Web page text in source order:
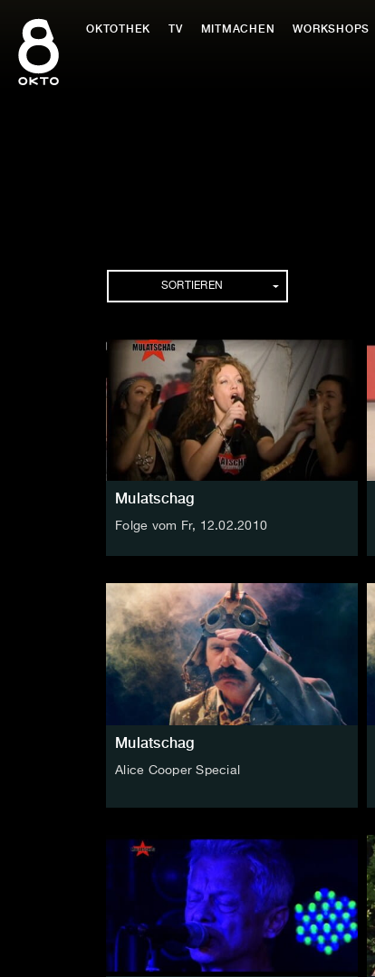
Inhalt
springen
OKTOTHEK TV MITMACHEN WORKSHOPS
Folgen
SORTIEREN
Mulatschag
Folge vom Fr, 12.02.2010
Mulatschag
Alice Cooper Special